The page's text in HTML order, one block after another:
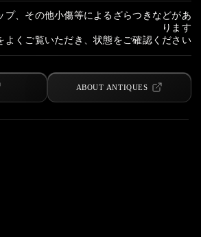
プ、その他小傷等によるざらつきなどがあ
ります
よくご覧いただき、状態をご確認ください
ABOUT ANTIQUES